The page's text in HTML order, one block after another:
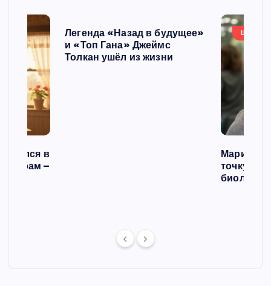
в
–
Легенда «Назад в будущее»
и «Топ Гана» Джеймс
Толкан ушёл из жизни
Мария
точку в